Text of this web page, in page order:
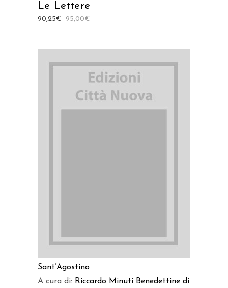
Le Lettere
95,00€
90,25€
Sant’Agostino
A cura di: Riccardo Minuti Benedettine di